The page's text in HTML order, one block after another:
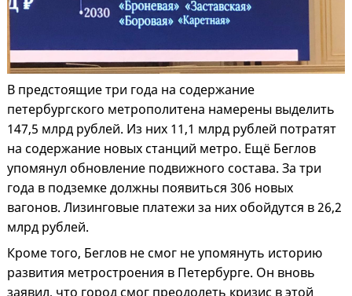
В предстоящие три года на содержание
петербургского метрополитена намерены выделить
147,5 млрд рублей. Из них 11,1 млрд рублей потратят
на содержание новых станций метро. Ещё Беглов
упомянул обновление подвижного состава. За три
года в подземке должны появиться 306 новых
вагонов. Лизинговые платежи за них обойдутся в 26,2
млрд рублей.
Кроме того, Беглов не смог не упомянуть историю
развития метростроения в Петербурге. Он вновь
заявил, что город смог преодолеть кризис в этой